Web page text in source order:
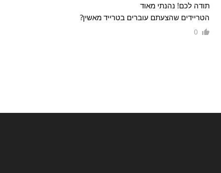
תודה לכם! נהנתי מאוד
הטריידים שהצעתם עוברים בטרייד מאשין?
0